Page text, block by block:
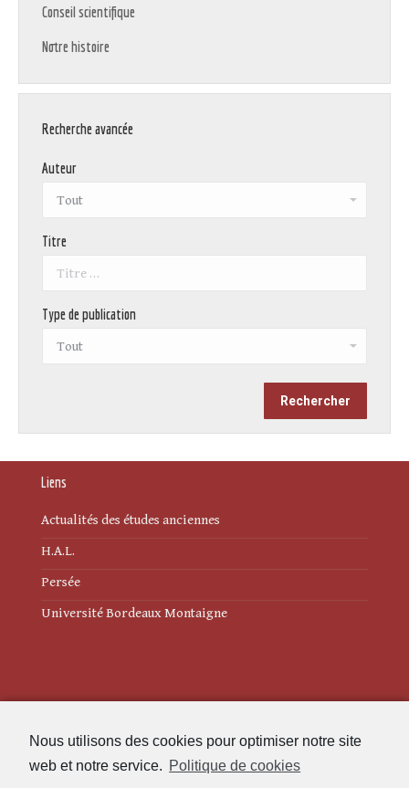
Nous utilisons des cookies pour optimiser notre site
web et notre service. Politique de cookies
Conseil scientifique
Notre histoire
Recherche avancée
Auteur
Titre
Type de publication
Liens
Actualités des études anciennes
H.A.L.
Persée
Université Bordeaux Montaigne
Politique de cookies (UE)